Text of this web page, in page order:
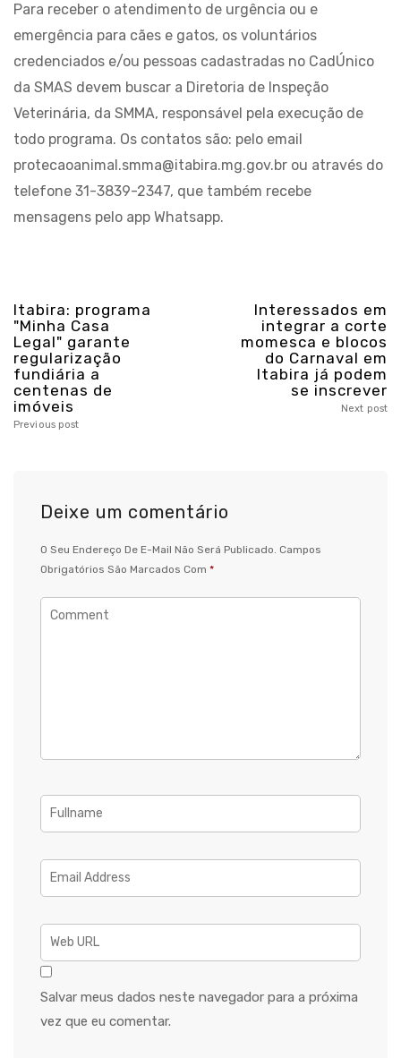
Para receber o atendimento de urgência ou e
emergência para cães e gatos, os voluntários
credenciados e/ou pessoas cadastradas no CadÚnico
da SMAS devem buscar a Diretoria de Inspeção
Veterinária, da SMMA, responsável pela execução de
todo programa. Os contatos são: pelo email
protecaoanimal.smma@itabira.mg.gov.br ou através do
telefone 31-3839-2347, que também recebe
mensagens pelo app Whatsapp.
Itabira: programa
"Minha Casa
Legal" garante
regularização
fundiária a
centenas de
imóveis
Previous post
Interessados em
integrar a corte
momesca e blocos
do Carnaval em
Itabira já podem
se inscrever
Next post
Deixe um comentário
O Seu Endereço De E-Mail Não Será Publicado. Campos
Obrigatórios São Marcados Com *
Salvar meus dados neste navegador para a próxima
vez que eu comentar.